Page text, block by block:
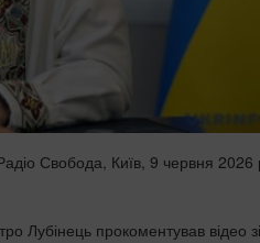
Свобода, Київ, 9 червня 2026
Лубінець прокоментував відео зі